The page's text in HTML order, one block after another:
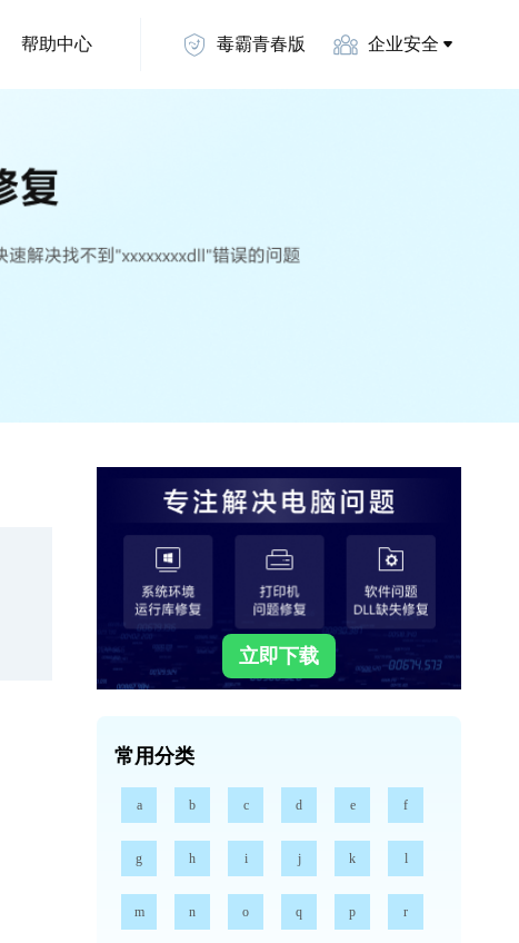
帮助中心 毒霸青春版 企业安全
立即下载
常用分类
a b c d e f
g h i j k l
m n o q p r